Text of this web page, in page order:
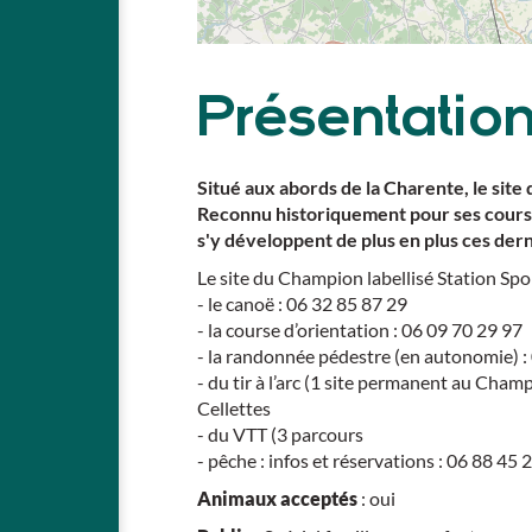
Situé aux abords de la Charente, le
Reconnu historiquement pour ses
s'y développent de plus en plus ces
Le site du Champion labellisé Station
- le canoë : 06 32 85 87 29
- la course d’orientation : 06 09 70 29 97
- la randonnée pédestre (en autonomie)
- du tir à l’arc (1 site permanent au
Cellettes
- du VTT (3 parcours
- pêche : infos et réservations : 06 88 45
Animaux acceptés: oui